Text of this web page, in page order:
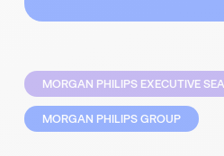
MORGAN PHILIPS EXECUTIVE
MORGAN PHILIPS GROUP